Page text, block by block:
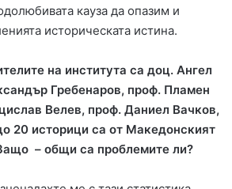
кауза да опазим и
историческата истина.
на института са доц. Ангел
Гребенаров, проф. Пламен
Велев, проф. Даниел Вачков,
20 историци са от Македонският
– общи са проблемите ли?